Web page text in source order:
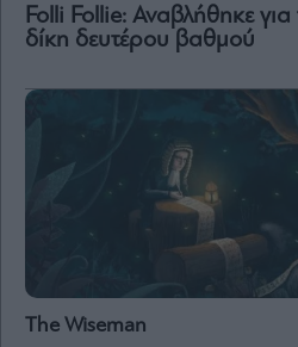
Folli Follie: Αναβλήθηκε
δίκη δευτέρου βαθμού
The Wiseman